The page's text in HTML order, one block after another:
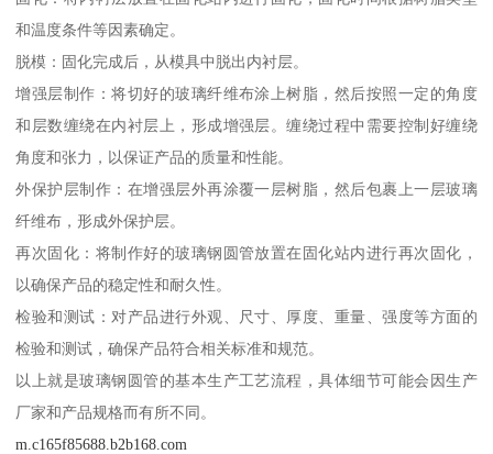
和温度条件等因素确定。
脱模：固化完成后，从模具中脱出内衬层。
增强层制作：将切好的玻璃纤维布涂上树脂，然后按照一定的角度
和层数缠绕在内衬层上，形成增强层。缠绕过程中需要控制好缠绕
角度和张力，以保证产品的质量和性能。
外保护层制作：在增强层外再涂覆一层树脂，然后包裹上一层玻璃
纤维布，形成外保护层。
再次固化：将制作好的玻璃钢圆管放置在固化站内进行再次固化，
以确保产品的稳定性和耐久性。
检验和测试：对产品进行外观、尺寸、厚度、重量、强度等方面的
检验和测试，确保产品符合相关标准和规范。
以上就是玻璃钢圆管的基本生产工艺流程，具体细节可能会因生产
厂家和产品规格而有所不同。
m.c165f85688.b2b168.com